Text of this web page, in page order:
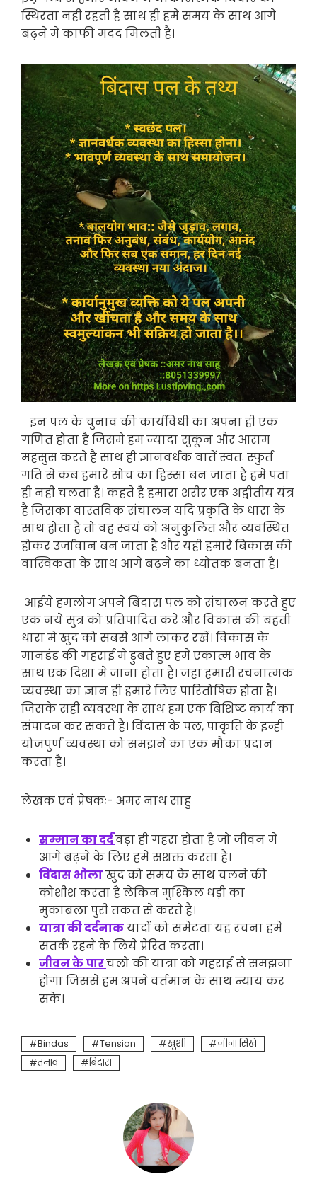
स्थिरता नही रहती है साथ ही हमे समय के साथ आगे
बढ़ने मे काफी मदद मिलती है।
इन पल के चुनाव की कार्यविधी का अपना ही एक
गणित होता है जिसमे हम ज्यादा सुकून और आराम
महसुस करते है साथ ही ज्ञानवर्धक वातें स्वतः स्फुर्त
गति से कब हमारे सोच का हिस्सा बन जाता है हमे पता
ही नही चलता है। कहते है हमारा शरीर एक अद्वीतीय यंत्र
है जिसका वास्तविक संचालन यदि प्रकृति के धारा के
साथ होता है तो वह स्वयं को अनुकुलित और व्यवस्थित
होकर उर्जावान बन जाता है और यही हमारे बिकास की
वास्विकता के साथ आगे बढ़ने का ध्योतक बनता है।
आईये हमलोग अपने बिंदास पल को संचालन करते हुए
एक नये सुत्र को प्रतिपादित करें और विकास की बहती
धारा मे खुद को सबसे आगे लाकर रखें। विकास के
मानडंड की गहराई मे डुबते हुए हमे एकात्म भाव के
साथ एक दिशा मे जाना होता है। जहां हमारी रचनात्मक
व्यवस्था का ज्ञान ही हमारे लिए पारितोषिक होता है।
जिसके सही व्यवस्था के साथ हम एक बिशिष्ट कार्य का
संपादन कर सकते है। विंदास के पल, पाकृति के इन्ही
योजपुर्ण व्यवस्था को समझने का एक मौका प्रदान
करता है।
लेखक एवं प्रेषकः- अमर नाथ साहु
सम्मान का दर्दवड़ा ही गहरा होता है जो जीवन मे
आगे बढ़ने के लिए हमें सशक्त करता है।
विंदास भोलाखुद को समय के साथ चलने की
कोशीश करता है लेकिन मुश्किल धड़ी का
मुकाबला पुरी तकत से करते है।
यात्रा की दर्दनाकयादों को समेटता यह रचना हमे
सतर्क रहने के लिये प्रेरित करता।
जीवन के पारचलो की यात्रा को गहराई से समझना
होगा जिससे हम अपने वर्तमान के साथ न्याय कर
सके।
Bindas Tension खुशी
जीना सिखे
तनाव
बिंदास